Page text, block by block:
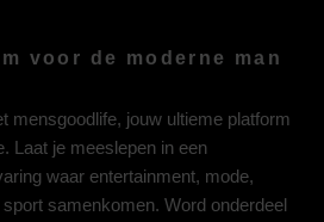
voor de moderne man
mensgoodlife, jouw ultieme platform
Laat je meeslepen in een
waar entertainment, mode,
samenkomen. Word onderdeel